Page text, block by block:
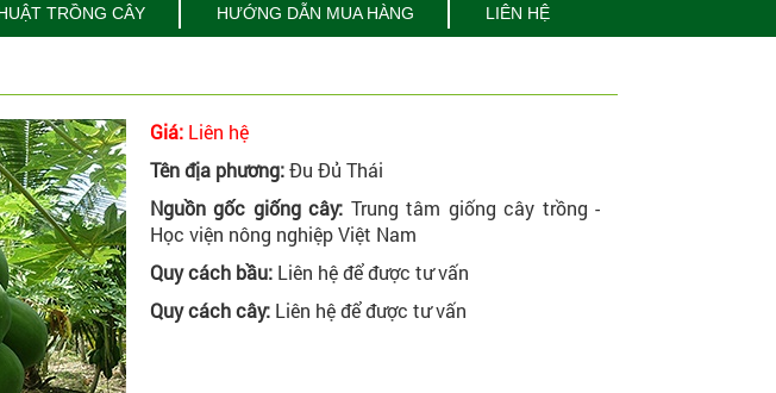
TRỒNG CÂY HƯỚNG DẪN MUA HÀNG LIÊN HỆ
Giá: Liên hệ
Tên địa phương:Đu Đủ Thái
Nguồn gốc giống cây: Trung tâm giống cây trồng -
Học viện nông nghiệp Việt Nam
Quy cách bầu: Liên hệ để được tư vấn
Quy cách cây:Liên hệ để được tư vấn